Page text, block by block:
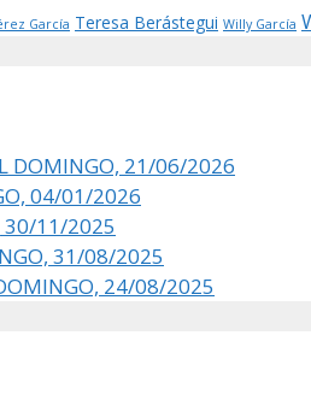
García Teresa Berástegui Willy García
DOMINGO, 21/06/2026
04/01/2026
30/11/2025
31/08/2025
24/08/2025